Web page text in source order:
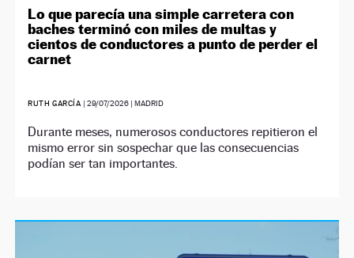
Lo que parecía una simple carretera con
baches terminó con miles de multas y
cientos de conductores a punto de perder el
carnet
RUTH GARCÍA |29/07/2026 | MADRID
Durante meses, numerosos conductores repitieron el
mismo error sin sospechar que las consecuencias
podían ser tan importantes.